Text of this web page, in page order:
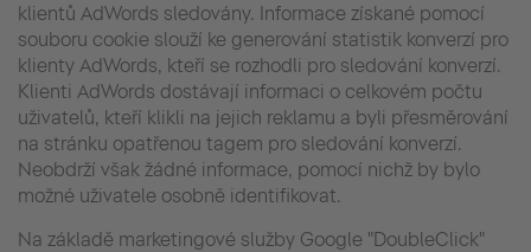
klientů AdWords sledovány. Informace získané pomocí
souboru cookie slouží ke generování statistik konverzí pro
klienty AdWords, kteří se rozhodli pro sledování konverzí.
Klienti AdWords dostávají informaci o celkovém počtu
uživatelů, kteří klikli na jejich reklamu a byli přesměrování
na stránku opatřenou tagem pro sledování konverzí.
Neobdrží však žádné informace, pomocí nichž by bylo
možné uživatele osobně identifikovat.
Na základě marketingové služby Google "DoubleClick"